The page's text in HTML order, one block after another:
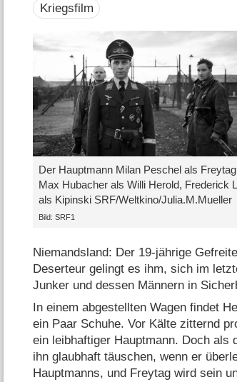
Kriegsfilm
Der Hauptmann Milan Peschel als
Max Hubacher als Willi Herold, Frederick
als Kipinski SRF/​Weltkino/​Julia.M.Mueller
Bild: SRF1
Niemandsland: Der 19-jährige
Deserteur gelingt es ihm, sich im
Junker und dessen Männern in
In einem abgestellten Wagen findet
ein Paar Schuhe. Vor Kälte zitternd
ein leibhaftiger Hauptmann. Doch als
ihn glaubhaft täuschen, wenn er
Hauptmanns, und Freytag wird sein